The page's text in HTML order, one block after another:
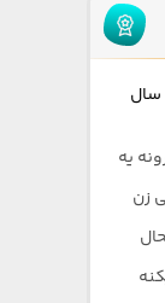
سال
یه
زن